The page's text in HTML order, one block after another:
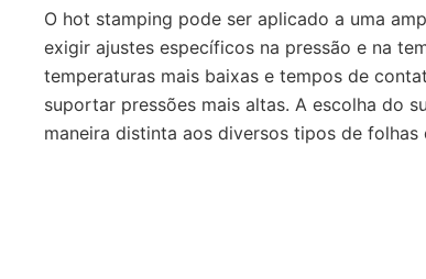
O hot stamping pode ser aplicado a uma
exigir ajustes específicos na pressão e na
temperaturas mais baixas e tempos de
suportar pressões mais altas. A escolha do
maneira distinta aos diversos tipos de folhas